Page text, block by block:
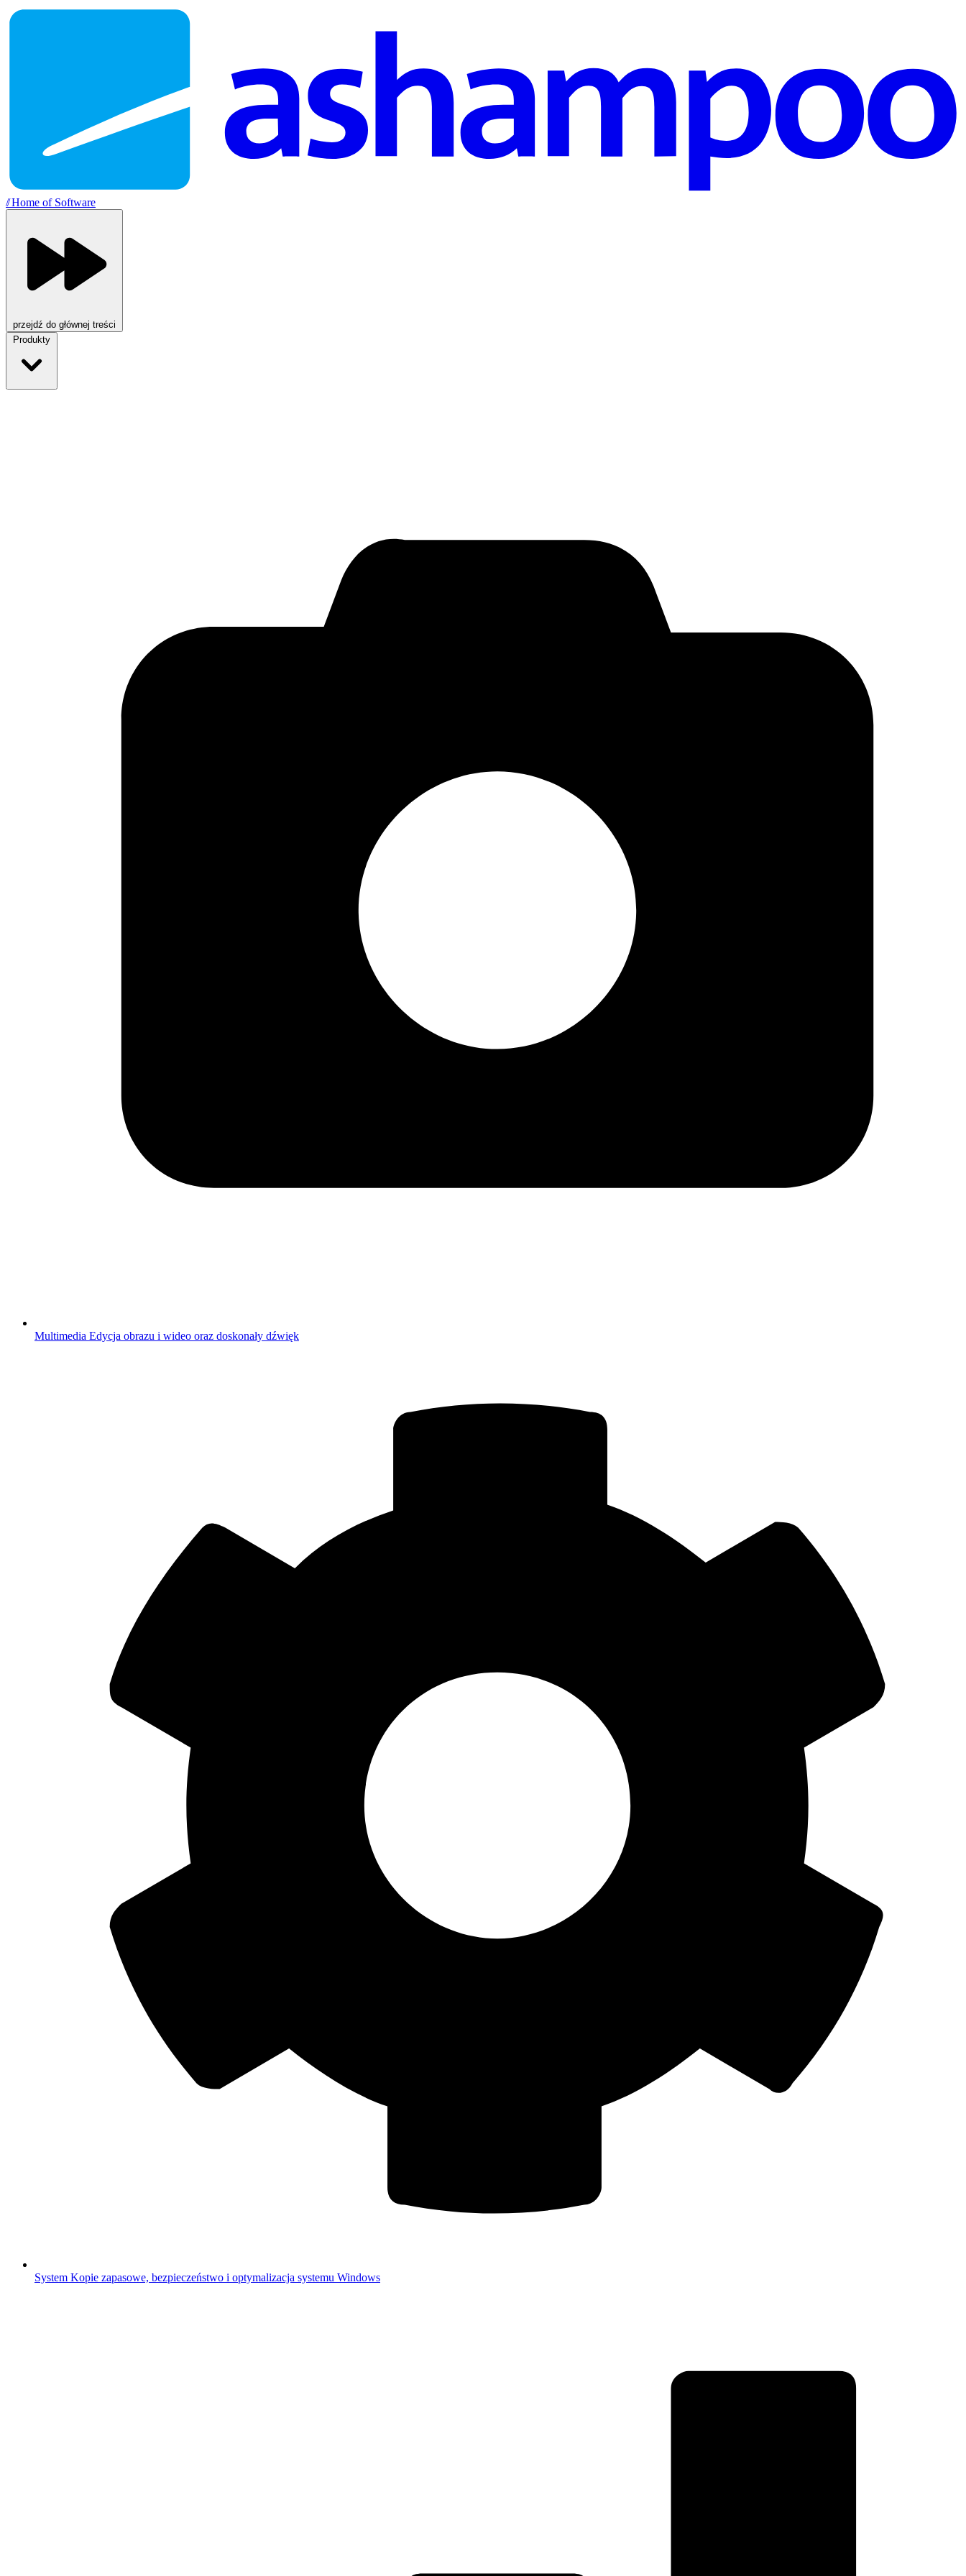
//Home of Software
przejdź do głównej treści
Produkty
Multimedia Edycja obrazu i wideo oraz doskonały dźwięk
System Kopie zapasowe, bezpieczeństwo i optymalizacja systemu Windows